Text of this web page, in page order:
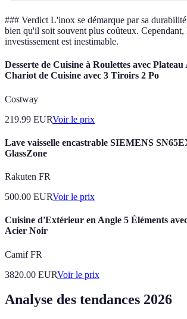
### Verdict L'inox se démarque par sa durabilité
bien qu'il soit souvent plus coûteux. Cependant,
investissement est inestimable.
Desserte de Cuisine à Roulettes avec
Chariot de Cuisine avec 3 Tiroirs 2 Po
Costway
219.99 EURVoir le prix
Lave vaisselle encastrable SIEMENS
GlassZone
Rakuten FR
500.00 EURVoir le prix
Cuisine d'Extérieur en Angle 5 Éléments
Acier Noir
Camif FR
3820.00 EURVoir le prix
Analyse des tendances 2026